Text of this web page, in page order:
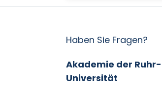
Haben Sie Fragen?
Akademie der Ruhr-
Universität